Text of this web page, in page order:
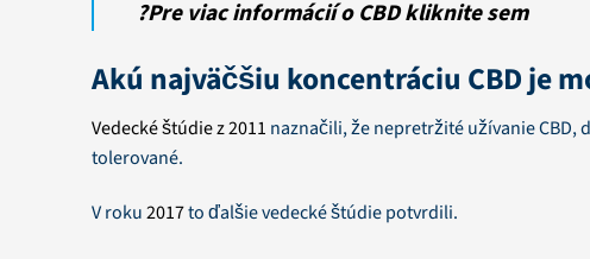
?Pre viac informácií o CBD kliknite sem
Akú najväčšiu koncentráciu CBD je
Vedecké štúdie z 2011 naznačili, že nepretržité užívanie CBD,
tolerované.
V roku2017to ďalšie vedecké štúdie potvrdili.